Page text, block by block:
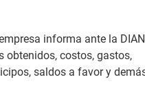
informa ante la
obtenidos, costos, gastos,
saldos a favor y